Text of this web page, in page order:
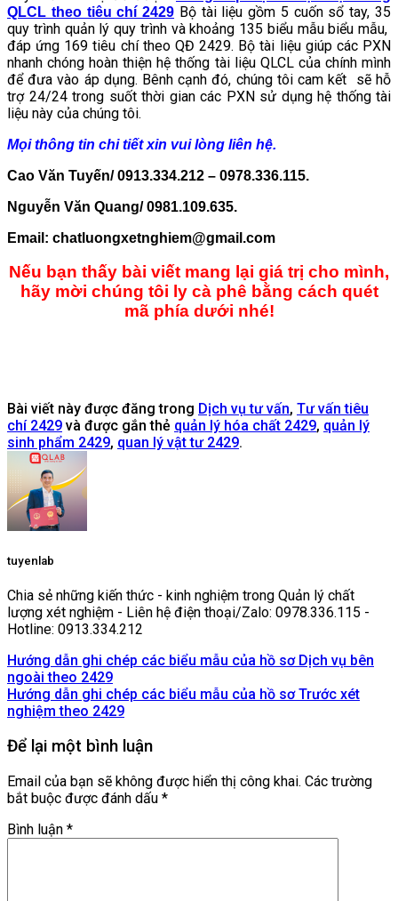
QLCL theo tiêu chí 2429 Bộ tài liệu gồm 5 cuốn sổ tay, 35
quy trình quản lý quy trình và khoảng 135 biểu mẫu biểu mẫu,
đáp ứng 169 tiêu chí theo QĐ 2429. Bộ tài liệu giúp các PXN
nhanh chóng hoàn thiện hệ thống tài liệu QLCL của chính mình
để đưa vào áp dụng. Bênh cạnh đó, chúng tôi cam kết sẽ hỗ
trợ 24/24 trong suốt thời gian các PXN sử dụng hệ thống tài
liệu này của chúng tôi.
Mọi thông tin chi tiết xin vui lòng liên hệ.
Cao Văn Tuyến/ 0913.334.212 – 0978.336.115.
Nguyễn Văn Quang/ 0981.109.635.
Email: chatluongxetnghiem@gmail.com
Nếu bạn thấy bài viết mang lại giá trị cho mình,
hãy mời chúng tôi ly cà phê bằng cách quét
mã phía dưới nhé!
Bài viết này được đăng trong Dịch vụ tư vấn, Tư vấn tiêu
chí 2429 và được gắn thẻ quản lý hóa chất 2429, quản lý
sinh phẩm 2429, quan lý vật tư 2429.
tuyenlab
Chia sẻ những kiến thức - kinh nghiệm trong Quản lý chất
lượng xét nghiệm - Liên hệ điện thoại/Zalo: 0978.336.115 -
Hotline: 0913.334.212
Hướng dẫn ghi chép các biểu mẫu của hồ sơ Dịch vụ bên
ngoài theo 2429
Hướng dẫn ghi chép các biểu mẫu của hồ sơ Trước xét
nghiệm theo 2429
Để lại một bình luận
Email của bạn sẽ không được hiển thị công khai. Các trường
bắt buộc được đánh dấu *
Bình luận *